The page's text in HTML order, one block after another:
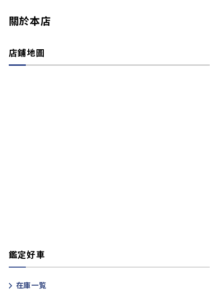
關於本店
店鋪地圖
鑑定好車
在庫一覧